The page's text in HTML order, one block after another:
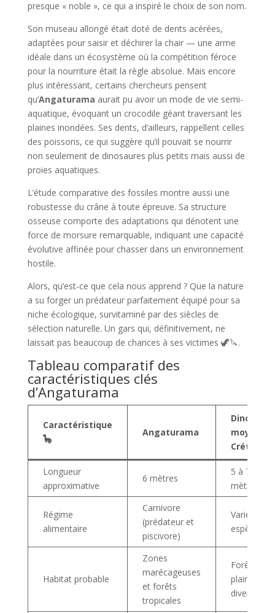
presque « noble », ce qui a inspiré le choix de son nom.
Son museau allongé était doté de dents acérées,
adaptées pour saisir et déchirer la chair — une arme
idéale dans un écosystème où la compétition féroce
pour la nourriture était la règle absolue. Mais encore
plus intéressant, certains chercheurs pensent
qu’Angaturama aurait pu avoir un mode de vie semi-
aquatique, évoquant un crocodile géant traversant les
plaines inondées. Ses dents, d’ailleurs, rappellent celles
des poissons, ce qui suggère qu’il pouvait se nourrir
non seulement de dinosaures plus petits mais aussi de
proies aquatiques.
L’étude comparative des fossiles montre aussi une
robustesse du crâne à toute épreuve. Sa structure
osseuse comporte des adaptations qui dénotent une
force de morsure remarquable, indiquant une capacité
évolutive affinée pour chasser dans un environnement
hostile.
Alors, qu’est-ce que cela nous apprend ? Que la nature
a su forger un prédateur parfaitement équipé pour sa
niche écologique, survitaminé par des siècles de
sélection naturelle. Un gars qui, définitivement, ne
laissait pas beaucoup de chances à ses victimes 🦖🔪.
Tableau comparatif des
caractéristiques clés
d’Angaturama
Caractéristique
🦕
Angaturama
Dinosaure
moyen du
Crétacé
Longueur
approximative
6 mètres
5 à 7
mètres
Régime
alimentaire
Carnivore
(prédateur et
piscivore)
Varie selon
espèces
Habitat probable
Zones
marécageuses
et forêts
tropicales
Forêts,
plaines
diverse